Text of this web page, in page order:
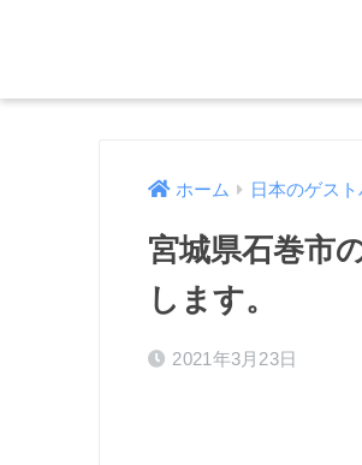
ホーム 日本のゲスト
宮城県石巻市
します。
2021年3月23日